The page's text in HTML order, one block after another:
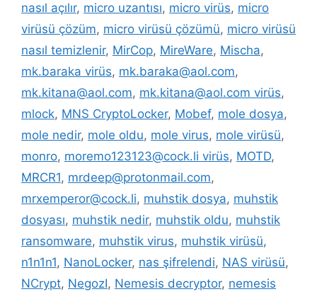
nasıl açılır, micro uzantısı, micro virüs, micro
virüsü çözüm, micro virüsü çözümü, micro virüsü
nasıl temizlenir, MirCop, MireWare, Mischa,
mk.baraka virüs, mk.baraka@aol.com,
mk.kitana@aol.com, mk.kitana@aol.com virüs,
mlock, MNS CryptoLocker, Mobef, mole dosya,
mole nedir, mole oldu, mole virus, mole virüsü,
monro, moremo123123@cock.li virüs, MOTD,
MRCR1, mrdeep@protonmail.com,
mrxemperor@cock.li, muhstik dosya, muhstik
dosyası, muhstik nedir, muhstik oldu, muhstik
ransomware, muhstik virus, muhstik virüsü,
n1n1n1, NanoLocker, nas şifrelendi, NAS virüsü,
NCrypt, NegozI, Nemesis decryptor, nemesis